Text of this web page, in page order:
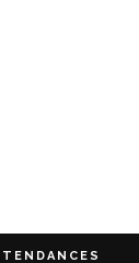
TENDANCES